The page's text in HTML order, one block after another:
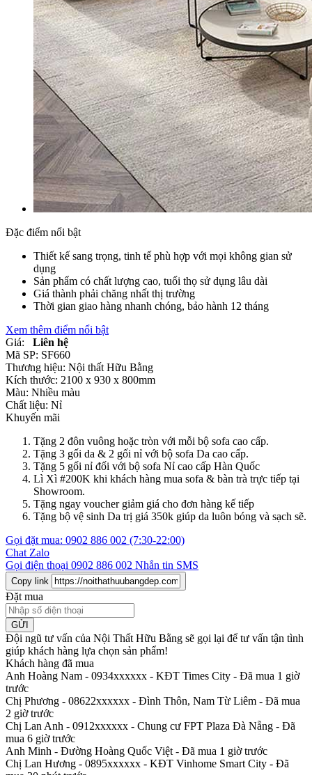
Đặc điểm nổi bật
Thiết kế sang trọng, tinh tế phù hợp với mọi không gian sử
dụng
Sản phẩm có chất lượng cao, tuổi thọ sử dụng lâu dài
Giá thành phải chăng nhất thị trường
Thời gian giao hàng nhanh chóng, bảo hành 12 tháng
Xem thêm điểm nổi bật
Giá:
Liên hệ
Mã SP: SF660
Thương hiệu: Nội thất Hữu Bằng
Kích thước: 2100 x 930 x 800mm
Màu: Nhiều màu
Chất liệu: Nỉ
Khuyến mãi
Tặng 2 đôn vuông hoặc tròn với mỗi bộ sofa cao cấp.
Tặng 3 gối da & 2 gối nỉ với bộ sofa Da cao cấp.
Tặng 5 gối nỉ đối với bộ sofa Nỉ cao cấp Hàn Quốc
Lì Xì #200K khi khách hàng mua sofa & bàn trà trực tiếp tại
Showroom.
Tặng ngay voucher giảm giá cho đơn hàng kế tiếp
Tặng bộ vệ sinh Da trị giá 350k giúp da luôn bóng và sạch sẽ.
Gọi đặt mua: 0902 886 002 (7:30-22:00)
Chat Zalo
Gọi điện thoại 0902 886 002 Nhắn tin SMS
Copy link
Đặt mua
GỬI
Đội ngũ tư vấn của Nội Thất Hữu Bằng sẽ gọi lại để tư vấn tận tình
giúp khách hàng lựa chọn sản phẩm!
Khách hàng đã mua
Anh Hoàng Nam - 0934xxxxxx - KĐT Times City - Đã mua 1 giờ
trước
Chị Phương - 08622xxxxxx - Đình Thôn, Nam Từ Liêm - Đã mua
2 giờ trước
Chị Lan Anh - 0912xxxxxx - Chung cư FPT Plaza Đà Nẵng - Đã
mua 6 giờ trước
Anh Minh - Đường Hoàng Quốc Việt - Đã mua 1 giờ trước
Chị Lan Hương - 0895xxxxxx - KĐT Vinhome Smart City - Đã